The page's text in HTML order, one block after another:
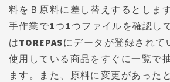
料をＢ原料に差し替えするとしま
手作業で1つ1つファイルを確認し
はTOREPASにデータが登録され
使用している商品をすぐに一覧で
ます。また、原料に変更があった